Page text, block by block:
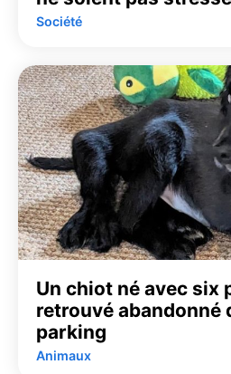
Société
Un chiot né avec six
retrouvé abandonné
parking
Animaux